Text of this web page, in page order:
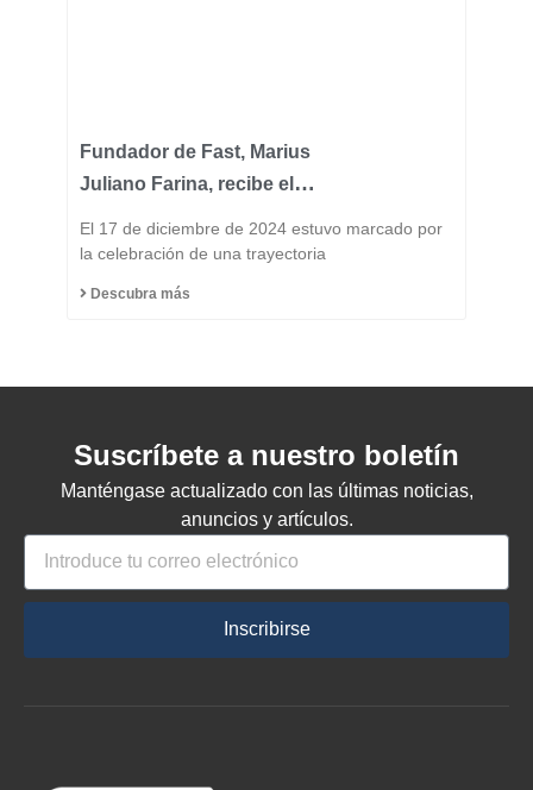
Fundador de Fast, Marius
Juliano Farina, recibe el
Honorario del Municipio
El 17 de diciembre de 2024 estuvo marcado por
la celebración de una trayectoria
Descubra más
Suscríbete a nuestro boletín
Manténgase actualizado con las últimas noticias,
anuncios y artículos.
Inscribirse